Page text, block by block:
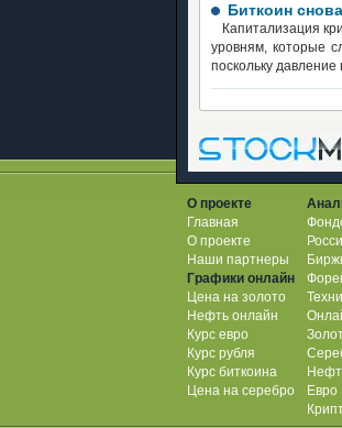
Биткоин
Капитализация
уровням, которые
поскольку
О проекте
Главная
О проекте
Наши партнеры
Графики онлайн
Цена на золото
Нефть онлайн
Курс евро
Курс рубля
Курс биткоина
Цена на серебро
Евро